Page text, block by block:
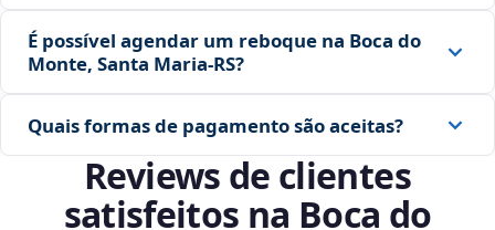
É possível agendar um reboque na Boca do
Monte, Santa Maria‑RS?
Quais formas de pagamento são aceitas?
Reviews de clientes
satisfeitos na Boca do